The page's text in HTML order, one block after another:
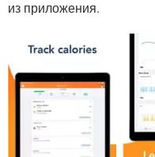
из приложения.